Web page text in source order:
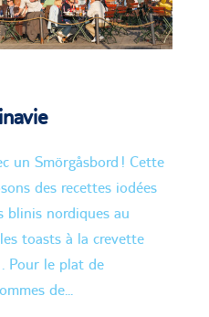
un Smörgåsbord ! Cette
des recettes iodées
blinis nordiques au
toasts à la crevette
Pour le plat de
de...